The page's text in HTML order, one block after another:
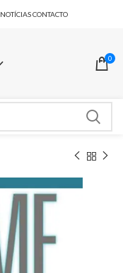
NOTÍCIASCONTACTO
0